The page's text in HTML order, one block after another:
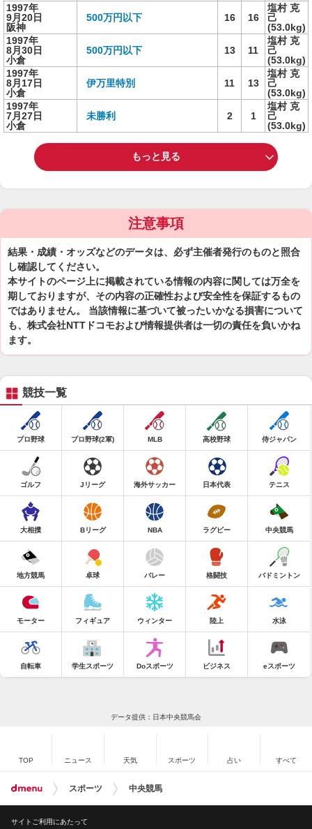
1997年
9月20日
阪神
500万円以下 16 16
塩村 克
己
(53.0kg)
1997年
8月30日
小倉
500万円以下 13 11
塩村 克
己
(53.0kg)
1997年
8月17日
小倉
伊万里特別 11 13
塩村 克
己
(53.0kg)
1997年
7月27日
小倉
未勝利 2 1
塩村 克
己
(53.0kg)
もっと見る
注意事項
結果・成績・オッズなどのデータは、必ず主催者発行のものと照合
し確認してください。
本サイトのページ上に掲載されている情報の内容に関しては万全を
期しておりますが、その内容の正確性および安全性を保証するもの
ではありません。 当該情報に基づいて被ったいかなる損害について
も、株式会社NTTドコモおよび情報提供者は一切の責任を負いかね
ます。
競技一覧
プロ野球 プロ野球(2軍) MLB 高校野球 侍ジャパン
ゴルフ Jリーグ 海外サッカー 日本代表 テニス
大相撲 Bリーグ NBA ラグビー 中央競馬
地方競馬 卓球 バレー 格闘技 バドミントン
モーター フィギュア ウィンター 陸上 水泳
自転車 学生スポーツ Doスポーツ ビジネス eスポーツ
データ提供：日本中央競馬会
TOP ニュース 天気 スポーツ 占い すべて
スポーツ 中央競馬
サイトご利用にあたって